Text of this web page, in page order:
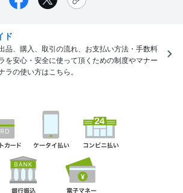
ド
品、購入、取引の流れ、お支払い方法・手数料
を安心・安全に使って頂くための制度やマナー
ラの使い方はこちら。